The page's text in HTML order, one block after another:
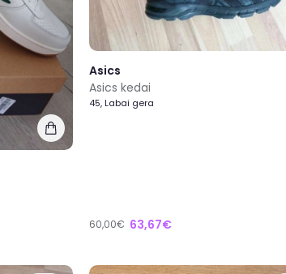
Asics
Asics kedai
45, Labai gera
60,00€ 63,67€